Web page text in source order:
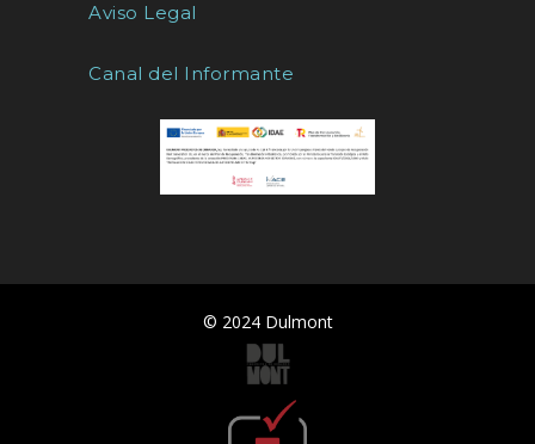
Aviso Legal
Canal del Informante
© 2024 Dulmont